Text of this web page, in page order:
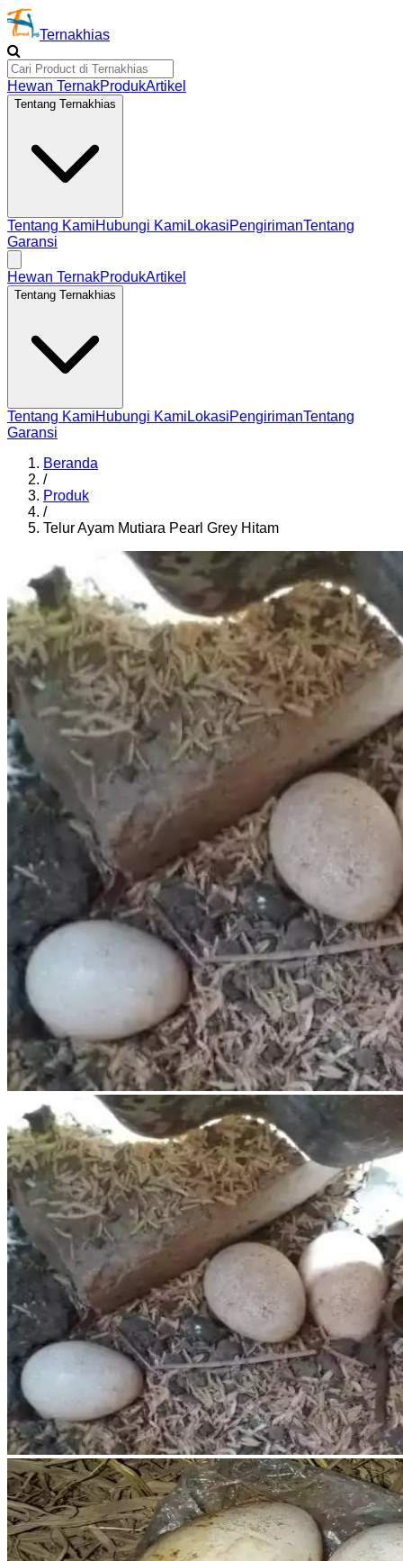
Ternakhias
Hewan TernakProdukArtikel
Tentang Ternakhias
Tentang KamiHubungi Kami LokasiPengirimanTentang
Garansi
Hewan TernakProdukArtikel
Tentang Ternakhias
Tentang KamiHubungi Kami LokasiPengirimanTentang
Garansi
Beranda
/
Produk
/
Telur Ayam Mutiara Pearl Grey Hitam